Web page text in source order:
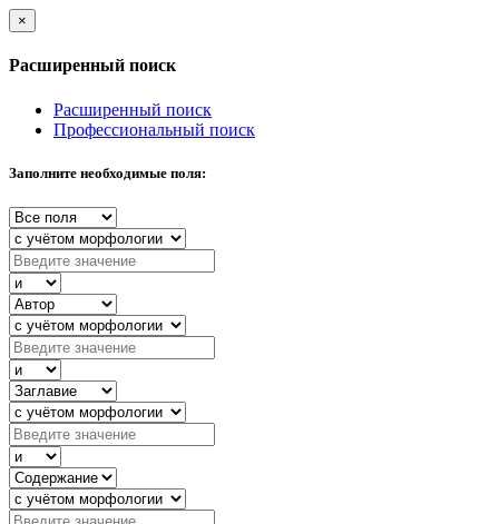
×
Расширенный поиск
Расширенный поиск
Профессиональный поиск
Заполните необходимые поля: